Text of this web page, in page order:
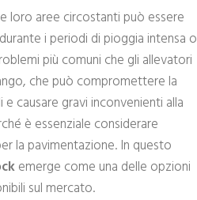
loro aree circostanti può essere
i periodi di pioggia intensa o
più comuni che gli allevatori
che può compromettere la
causare gravi inconvenienti alla
è essenziale considerare
la pavimentazione. In questo
emerge come una delle opzioni
sul mercato.